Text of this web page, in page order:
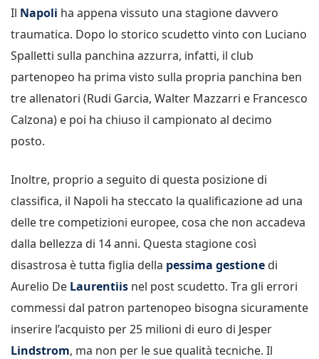
Il Napoli ha appena vissuto una stagione davvero
traumatica. Dopo lo storico scudetto vinto con Luciano
Spalletti sulla panchina azzurra, infatti, il club
partenopeo ha prima visto sulla propria panchina ben
tre allenatori (Rudi Garcia, Walter Mazzarri e Francesco
Calzona) e poi ha chiuso il campionato al decimo
posto.
Inoltre, proprio a seguito di questa posizione di
classifica, il Napoli ha steccato la qualificazione ad una
delle tre competizioni europee, cosa che non accadeva
dalla bellezza di 14 anni. Questa stagione così
disastrosa è tutta figlia della pessima gestione di
Aurelio De Laurentiis nel post scudetto. Tra gli errori
commessi dal patron partenopeo bisogna sicuramente
inserire l’acquisto per 25 milioni di euro di Jesper
Lindstrom, ma non per le sue qualità tecniche. Il